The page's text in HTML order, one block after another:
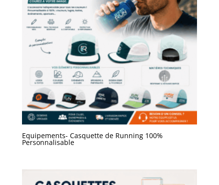
Equipements- Casquette de Running 100%
Personnalisable